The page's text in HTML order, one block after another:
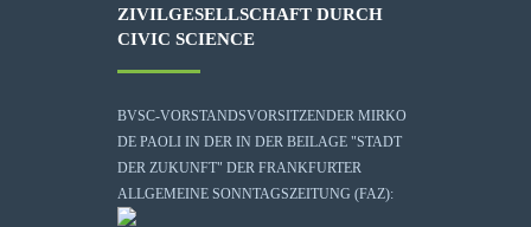
ZIVILGESELLSCHAFT DURCH
CIVIC SCIENCE
BVSC-VORSTANDSVORSITZENDER MIRKO
DE PAOLI IN DER IN DER BEILAGE "STADT
DER ZUKUNFT" DER FRANKFURTER
ALLGEMEINE SONNTAGSZEITUNG (FAZ):